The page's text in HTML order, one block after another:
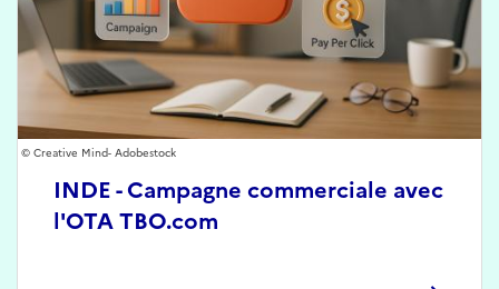
INDE - Campagne commerciale avec
l'OTA TBO.com
Creative Mind- Adobestock